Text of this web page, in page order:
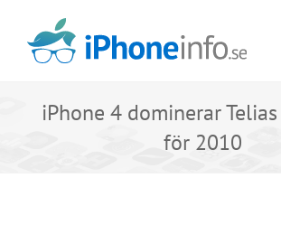
content
iPhone 4 dominerar
för 2010